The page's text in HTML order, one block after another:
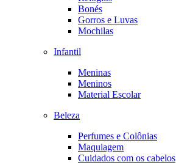
Bonés
Gorros e Luvas
Mochilas
Infantil
Meninas
Meninos
Material Escolar
Beleza
Perfumes e Colônias
Maquiagem
Cuidados com os cabelos